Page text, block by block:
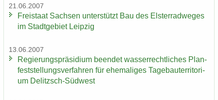
21.06.2007
Frei­staat Sach­sen un­ter­stützt Bau des Els­ter­rad­we­ges
im Stadt­ge­biet Leip­zig
13.06.2007
Re­gie­rungs­prä­si­di­um be­en­det was­ser­recht­li­ches Plan­
fest­stel­lungs­ver­fah­ren für ehe­ma­li­ges Ta­ge­bau­ter­ri­to­ri­
um Delitzsch-​Südwest